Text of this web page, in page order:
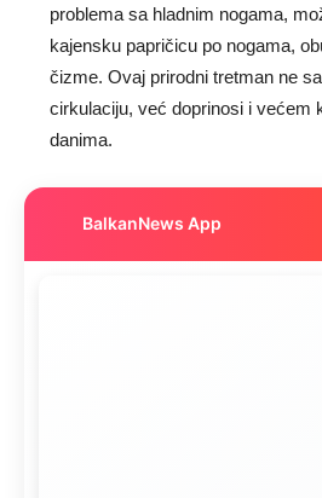
problema sa hladnim nogama,
kajensku papričicu po nogama,
čizme. Ovaj prirodni tretman ne
cirkulaciju, već doprinosi i većem
danima.
BalkanNews App